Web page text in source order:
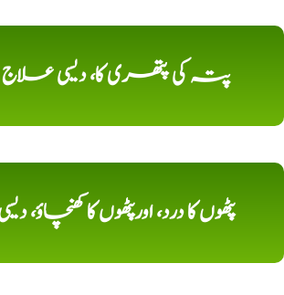
پتہ کی پتھری کا، دیسی
پٹھوں کا درد، اورپٹھوں کا کھنچاؤ،